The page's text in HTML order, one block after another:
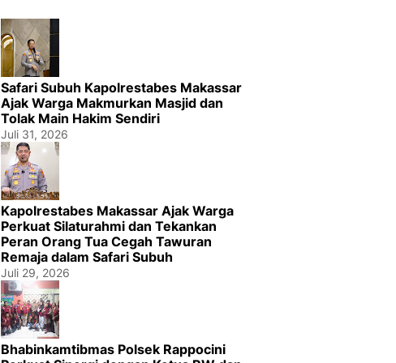
Safari Subuh Kapolrestabes Makassar
Ajak Warga Makmurkan Masjid dan
Tolak Main Hakim Sendiri
Juli 31, 2026
Kapolrestabes Makassar Ajak Warga
Perkuat Silaturahmi dan Tekankan
Peran Orang Tua Cegah Tawuran
Remaja dalam Safari Subuh
Juli 29, 2026
Bhabinkamtibmas Polsek Rappocini